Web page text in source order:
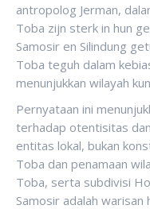
antropolog Jerman,
Toba zijn sterk in hun
Samosir en Silindung
Toba teguh dalam
menunjukkan wilayah
Pernyataan ini
terhadap otentisitas
entitas lokal, bukan
Toba dan penamaan
Toba, serta subdivisi
Samosir adalah